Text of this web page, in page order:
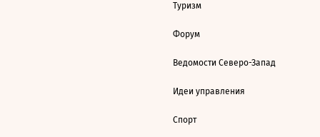
Туризм
Форум
Ведомости Северо-Запад
Идеи управления
Спорт